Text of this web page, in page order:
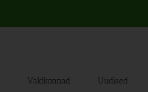
Valdkonnad Uudised